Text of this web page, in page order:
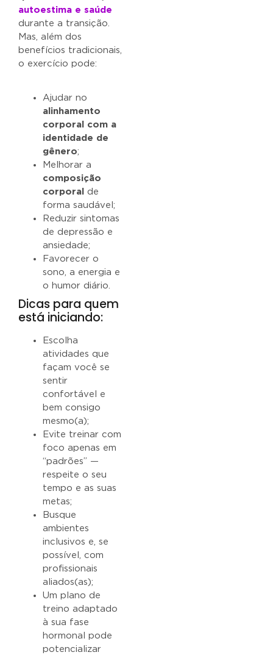
autoestima e saúde
durante a transição.
Mas, além dos
benefícios tradicionais,
o exercício pode:
Ajudar no
alinhamento
corporal com a
identidade de
gênero;
Melhorar a
composição
corporal de
forma saudável;
Reduzir sintomas
de depressão e
ansiedade;
Favorecer o
sono, a energia e
o humor diário.
Dicas para quem
está iniciando:
Escolha
atividades que
façam você se
sentir
confortável e
bem consigo
mesmo(a);
Evite treinar com
foco apenas em
“padrões” —
respeite o seu
tempo e as suas
metas;
Busque
ambientes
inclusivos e, se
possível, com
profissionais
aliados(as);
Um plano de
treino adaptado
à sua fase
hormonal pode
potencializar